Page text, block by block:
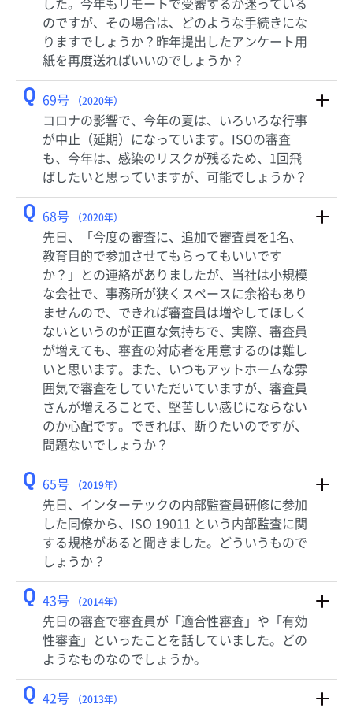
のですが、その場合は、どのような手続きにな
りますでしょうか？昨年提出したアンケート用
紙を再度送ればいいのでしょうか？
Q 69号 （2020年）
コロナの影響で、今年の夏は、いろいろな行事
が中止（延期）になっています。ISOの審査
も、今年は、感染のリスクが残るため、1回飛
ばしたいと思っていますが、可能でしょうか？
Q 68号 （2020年）
先日、「今度の審査に、追加で審査員を1名、
教育目的で参加させてもらってもいいです
か？」との連絡がありましたが、当社は小規模
な会社で、事務所が狭くスペースに余裕もあり
ませんので、できれば審査員は増やしてほしく
ないというのが正直な気持ちで、実際、審査員
が増えても、審査の対応者を用意するのは難し
いと思います。また、いつもアットホームな雰
囲気で審査をしていただいていますが、審査員
さんが増えることで、堅苦しい感じにならない
のか心配です。できれば、断りたいのですが、
問題ないでしょうか？
Q 65号 （2019年）
先日、インターテックの内部監査員研修に参加
した同僚から、ISO 19011 という内部監査に関
する規格があると聞きました。どういうもので
しょうか？
Q 43号 （2014年）
先日の審査で審査員が「適合性審査」や「有効
性審査」といったことを話していました。どの
ようなものなのでしょうか。
Q 42号 （2013年）